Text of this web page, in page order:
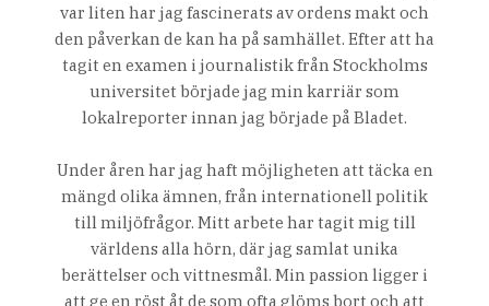
var liten har jag fascinerats av ordens makt och
den påverkan de kan ha på samhället. Efter att ha
tagit en examen i journalistik från Stockholms
universitet började jag min karriär som
lokalreporter innan jag började på Bladet.
Under åren har jag haft möjligheten att täcka en
mängd olika ämnen, från internationell politik
till miljöfrågor. Mitt arbete har tagit mig till
världens alla hörn, där jag samlat unika
berättelser och vittnesmål. Min passion ligger i
att ge en röst åt de som ofta glöms bort och att